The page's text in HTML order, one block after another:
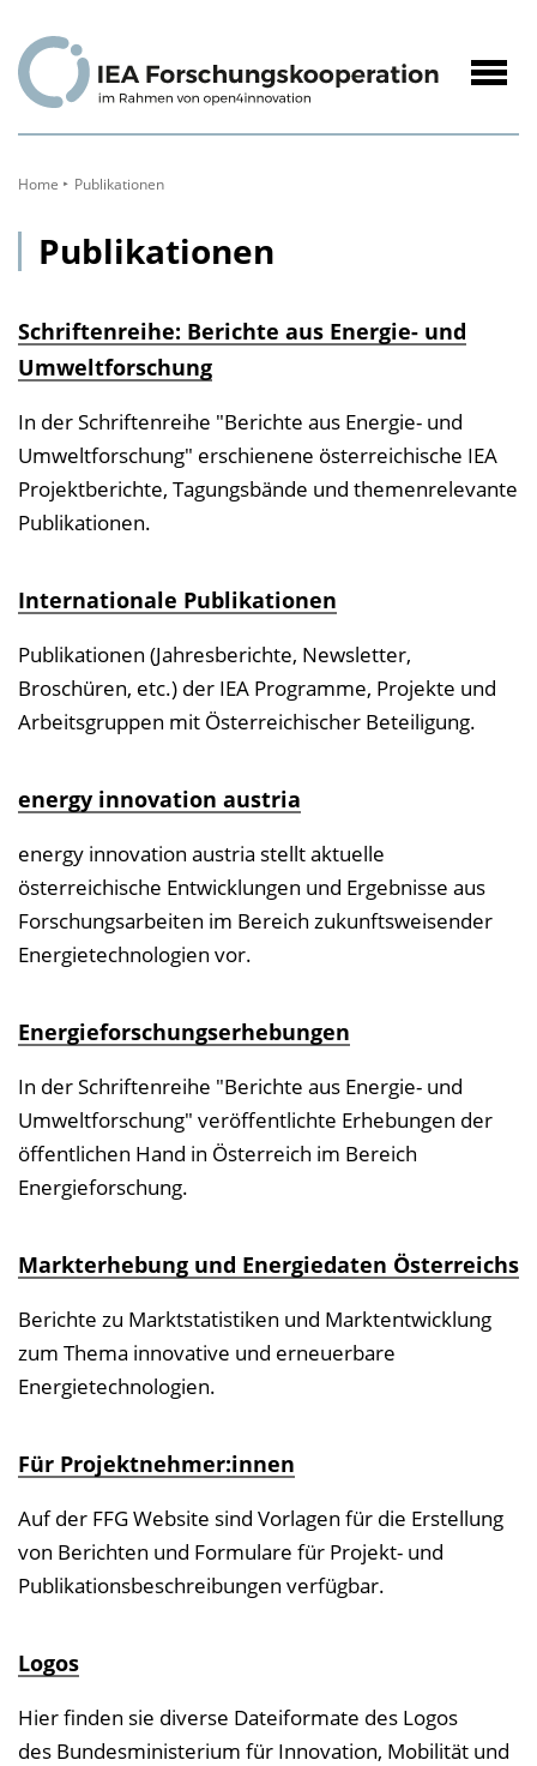
Inhalt
Home Publikationen
Publikationen
Schriftenreihe: Berichte aus Energie- und
Umweltforschung
In der Schriftenreihe "Berichte aus Energie- und
Umweltforschung" erschienene österreichische IEA
Projektberichte, Tagungsbände und themenrelevante
Publikationen.
Internationale Publikationen
Publikationen (Jahresberichte, Newsletter,
Broschüren, etc.) der IEA Programme, Projekte und
Arbeitsgruppen mit Österreichischer Beteiligung.
energy innovation austria
energy innovation austria stellt aktuelle
österreichische Entwicklungen und Ergebnisse aus
Forschungsarbeiten im Bereich zukunftsweisender
Energietechnologien vor.
Energieforschungserhebungen
In der Schriftenreihe "Berichte aus Energie- und
Umweltforschung" veröffentlichte Erhebungen der
öffentlichen Hand in Österreich im Bereich
Energieforschung.
Markterhebung und Energiedaten Österreichs
Berichte zu Marktstatistiken und Marktentwicklung
zum Thema innovative und erneuerbare
Energietechnologien.
Für Projektnehmer:innen
Auf der FFG Website sind Vorlagen für die Erstellung
von Berichten und Formulare für Projekt- und
Publikationsbeschreibungen verfügbar.
Logos
Hier finden sie diverse Dateiformate des Logos
des Bundesministerium für Innovation, Mobilität und